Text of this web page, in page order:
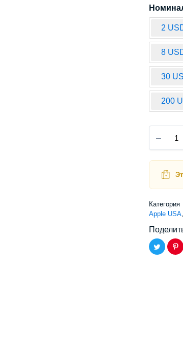
2
8
30
200
Категория
Apple USA,